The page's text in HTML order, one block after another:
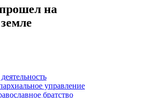
на
управление
братство